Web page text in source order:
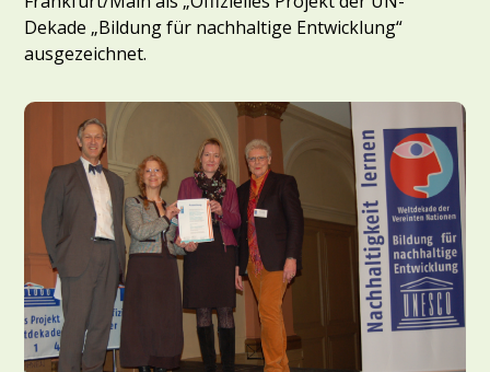
Dekade „Bildung für nachhaltige Entwicklung“
ausgezeichnet.